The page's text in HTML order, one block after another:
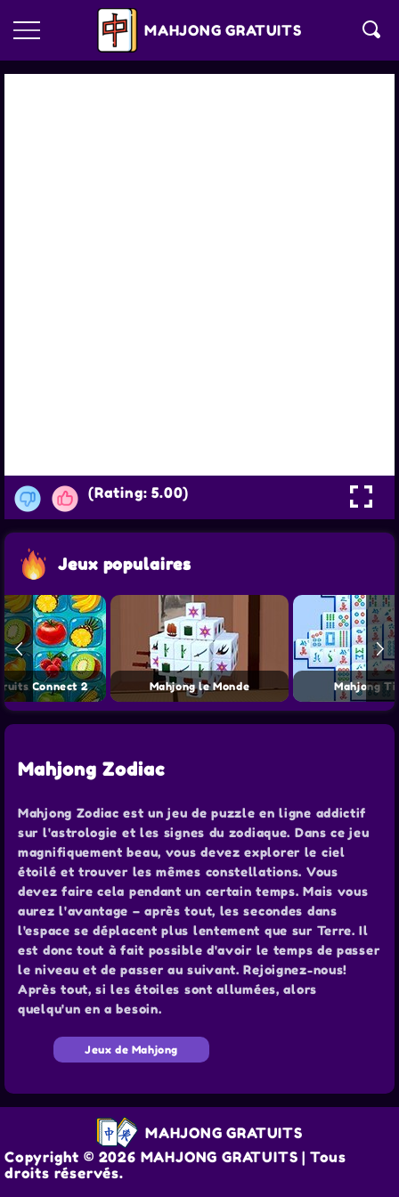
MAHJONG GRATUITS
(Rating: 5.00)
Jeux populaires
Connect 2 Mahjong le Monde Mahjong
Mahjong Zodiac
Mahjong Zodiac est un jeu de puzzle en ligne addictif
sur l'astrologie et les signes du zodiaque. Dans ce jeu
magnifiquement beau, vous devez explorer le ciel
étoilé et trouver les mêmes constellations. Vous
devez faire cela pendant un certain temps. Mais vous
aurez l'avantage – après tout, les secondes dans
l'espace se déplacent plus lentement que sur Terre. Il
est donc tout à fait possible d'avoir le temps de passer
le niveau et de passer au suivant. Rejoignez-nous!
Après tout, si les étoiles sont allumées, alors
quelqu'un en a besoin.
Jeux de Mahjong
MAHJONG GRATUITS
Copyright © 2026 MAHJONG GRATUITS | Tous
droits réservés.